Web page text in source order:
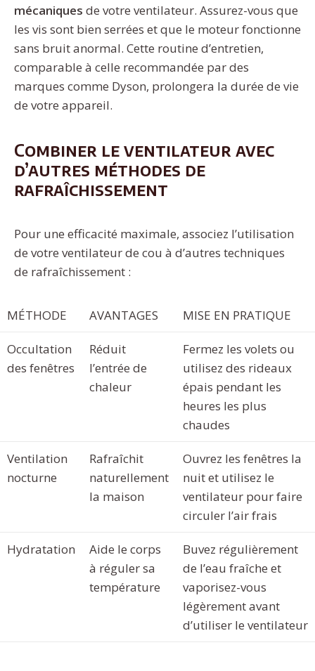
mécaniques de votre ventilateur. Assurez-vous que
les vis sont bien serrées et que le moteur fonctionne
sans bruit anormal. Cette routine d’entretien,
comparable à celle recommandée par des
marques comme Dyson, prolongera la durée de vie
de votre appareil.
Combiner le ventilateur avec
d’autres méthodes de
rafraîchissement
Pour une efficacité maximale, associez l’utilisation
de votre ventilateur de cou à d’autres techniques
de rafraîchissement :
MÉTHODE AVANTAGES MISE EN PRATIQUE
Occultation
des fenêtres
Réduit
l’entrée de
chaleur
Fermez les volets ou
utilisez des rideaux
épais pendant les
heures les plus
chaudes
Ventilation
nocturne
Rafraîchit
naturellement
la maison
Ouvrez les fenêtres la
nuit et utilisez le
ventilateur pour faire
circuler l’air frais
Hydratation
Aide le corps
à réguler sa
température
Buvez régulièrement
de l’eau fraîche et
vaporisez-vous
légèrement avant
d’utiliser le ventilateur